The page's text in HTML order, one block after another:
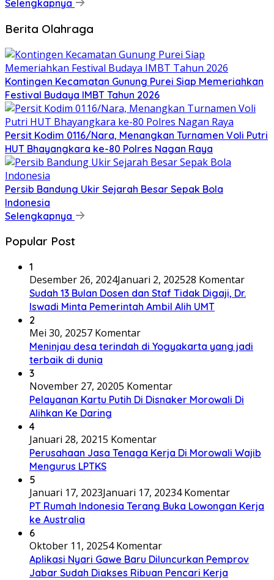
Selengkapnya
Berita Olahraga
Kontingen Kecamatan Gunung Purei Siap Memeriahkan
Festival Budaya IMBT Tahun 2026
Persit Kodim 0116/Nara, Menangkan Turnamen Voli Putri
HUT Bhayangkara ke-80 Polres Nagan Raya
Persib Bandung Ukir Sejarah Besar Sepak Bola
Indonesia
Selengkapnya
Popular Post
1
Desember 26, 2024Januari 2, 202528 Komentar
Sudah 13 Bulan Dosen dan Staf Tidak Digaji, Dr.
Iswadi Minta Pemerintah Ambil Alih UMT
2
Mei 30, 20257 Komentar
Meninjau desa terindah di Yogyakarta yang jadi
terbaik di dunia
3
November 27, 20205 Komentar
Pelayanan Kartu Putih Di Disnaker Morowali Di
Alihkan Ke Daring
4
Januari 28, 20215 Komentar
Perusahaan Jasa Tenaga Kerja Di Morowali Wajib
Mengurus LPTKS
5
Januari 17, 2023Januari 17, 20234 Komentar
PT Rumah Indonesia Terang Buka Lowongan Kerja
ke Australia
6
Oktober 11, 20254 Komentar
Aplikasi Nyari Gawe Baru Diluncurkan Pemprov
Jabar Sudah Diakses Ribuan Pencari Kerja